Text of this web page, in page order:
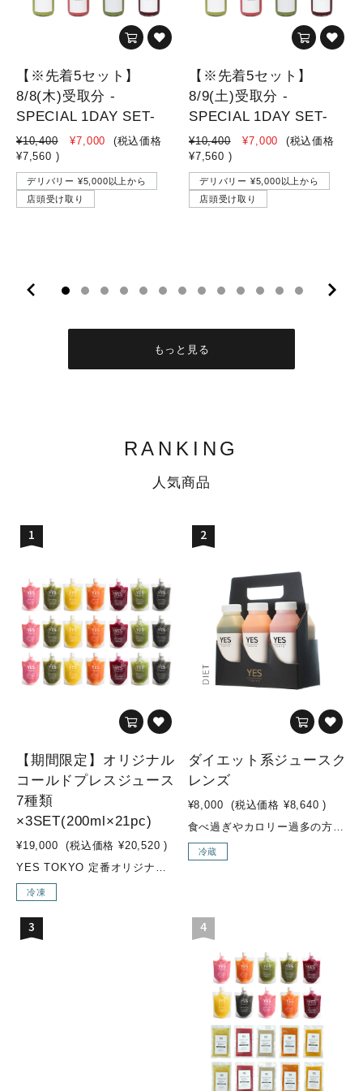
【※先着5セット】
8/8(木)受取分 -
SPECIAL 1DAY SET-
¥10,400 ¥7,000
(税込価格
¥7,560 )
デリバリー ¥5,000以上から
店頭受け取り
【※先着5セット】
8/9(土)受取分 -
SPECIAL 1DAY SET-
¥10,400 ¥7,000
(税込価格
¥7,560 )
デリバリー ¥5,000以上から
店頭受け取り
もっと見る
RANKING
人気商品
1
【期間限定】オリジナル
コールドプレスジュース
7種類
×3SET(200ml×21pc)
¥19,000 (税込価格 ¥20,520 )
YES TOKYO 定番オリジナルコールドプレスジュースに加え、季節限定メニューの『Attractive woman』『Brand New Day』を加えた【期間限定 7種類×3SET】【YES TOKYO オリジナルコールドプレスジュースとは...？】水・着色料・保存料などの添加物を一切使用せず、野菜・果物のみをコールドプレス製法でお搾りしたオリジナルジュースを、ご自宅でも気軽にお召し上がり頂けるように、冷凍してお届けします。【コールドプレス製法とは...？】コールドプレスとは熱を加えずに抽出する低音圧搾製法のことです。 そして、不溶性の食物繊維は除かれる為、胃腸への負担が少なく、吸収率も高まり栄養補給に優れています。様々なお野菜やフルーツを一度に効率よく摂取でき、お野菜不足の方はもちろん、お食事の代わりに置き換えるジュースクレンズ用として、お子様用ジュースとしてもオススメです。普段のお食事ではなかなか摂取しにくい栄養素も、YES TOKYOオリジナルコールドプレスジュースで取り入れ、食生活の見直しや健康や美容のサポートに繋げていきましょう！ こんな方にオススメ！・野菜不足の方・腸内環境改善・2DAYSクレンズを行いたい方 素材・成分■Brand New Day(SEASONAL)・リンゴ/パイナップル/小松菜/レモン/チャコール(竹炭)■Attractive woman(SEASONAL)・リンゴ/紫キャベツ/キャベツ/レモン■ZESTY・リンゴ/パイナップル/ショウガ■SUNRISE GLOW・ニンジン/パイナップル/ショウガ/グレープフルーツ■LUSH LIFE・小松菜/リンゴ/レモン■SUBLIME GREEN・ケール/パイナップル/オレンジ/キュウリ/レモン■LIQUID BEET・ビーツ/リンゴ/ショウガ/レモン内容量・オリジナルコールドプレスジュース：200ml×21pc※各種3pcずつ
冷凍
2
ダイエット系ジュースク
レンズ
¥8,000 (税込価格 ¥8,640 )
食べ過ぎやカロリー過多の方のためのダイエットプログラム緑の野菜(ケール、ホウレン草、セロリ等)をたっぷりと使用し、糖質控えめな果物やカロリーを控えめにしたジュースが入ったダイエット系セットです。“お野菜感”のある味のジュースが多く入っています。ジュースクレンズ経験の豊富な方や、ファスティング経験のある方、ダイエット中の方などにオススメです。 こんな方にオススメ！・ダイエット中にバランス良く栄養補給したい方・ジュースクレンズ上級者の方・ウェイトコントロールしたい方・緑の野菜（ケール、ホウレン草、セロリなど）を多く摂取したい方・糖質制限しつつ、日常的に不足した野菜の栄養素をより多く補給したい方 セット内容MOSS GREEN / GREEN GOODNESS / SEA SIDE / ENERGIZER / VENUSなどが入ります 内容量350ml×6本
冷蔵
3 4